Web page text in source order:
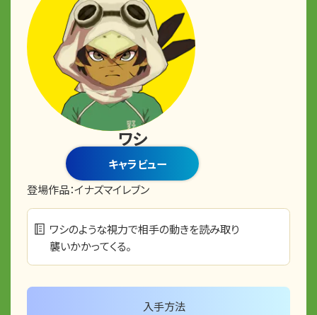
ワシ
キャラビュー
登場作品：イナズマイレブン
ワシのような視力で相手の動きを読み取り
襲いかかってくる。
入手方法